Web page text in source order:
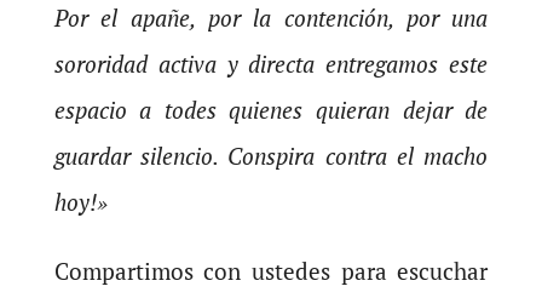
Por el apañe, por la contención, por una
sororidad activa y directa entregamos este
espacio a todes quienes quieran dejar de
guardar silencio. Conspira contra el macho
hoy!»
Compartimos con ustedes para escuchar